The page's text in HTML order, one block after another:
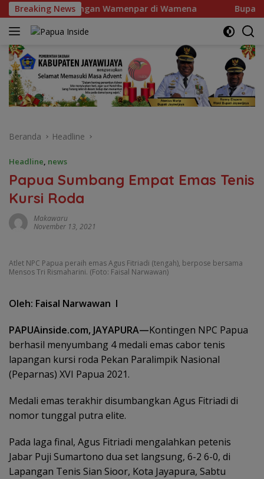
Langsung
ke
konten
Breaking News
Kedatangan Wamenpar di Wamena Bupati
Beranda Headline
Headline news
Papua Sumbang Empat Emas Tenis
Kursi Roda
Makawaru
November 13, 2021
Atlet NPC Papua peraih emas Agus Fitriadi (tengah), berpose bersama
Mensos Tri Rismaharini. (Foto: Faisal Narwawan)
Oleh: Faisal Narwawan I
PAPUAinside.com, JAYAPURA—Kontingen NPC Papua
berhasil menyumbang 4 medali emas cabor tenis
lapangan kursi roda Pekan Paralimpik Nasional
(Peparnas) XVI Papua 2021.
Medali emas terakhir disumbangkan Agus Fitriadi di
nomor tunggal putra elite.
Pada laga final, Agus Fitriadi mengalahkan petenis
Jabar Puji Sumartono dua set langsung, 6-2 6-0, di
Lapangan Tenis Sian Sioor, Kota Jayapura, Sabtu